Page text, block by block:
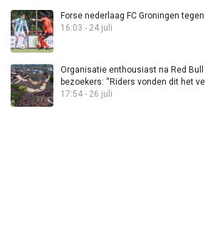
Forse nederlaag FC Groningen
16:03 - 24 juli
Organisatie enthousiast na Red
bezoekers: “Riders vonden dit het
17:54 - 26 juli